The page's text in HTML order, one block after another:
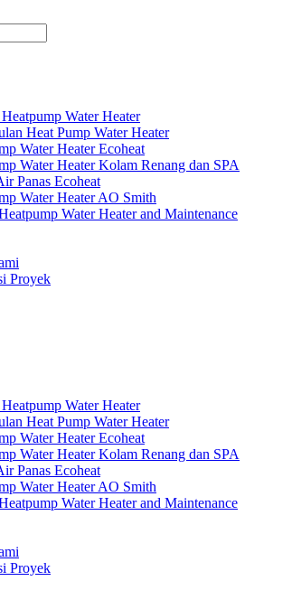
Water Heater
Heat Pump Water Heater
Water Heater Ecoheat
Water Heater Kolam Renang dan SPA
Panas Ecoheat
Water Heater AO Smith
Water Heater and Maintenance
Proyek
Water Heater
Heat Pump Water Heater
Water Heater Ecoheat
Water Heater Kolam Renang dan SPA
Panas Ecoheat
Water Heater AO Smith
Water Heater and Maintenance
Proyek